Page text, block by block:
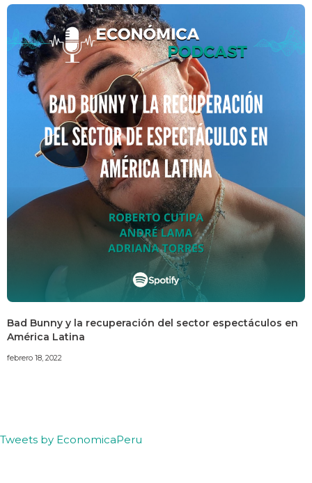
Bad Bunny y la recuperación del sector espectáculos en
América Latina
febrero 18, 2022
Tweets by EconomicaPeru